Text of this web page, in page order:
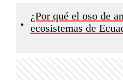
•
¿Por qué el oso de
ecosistemas de